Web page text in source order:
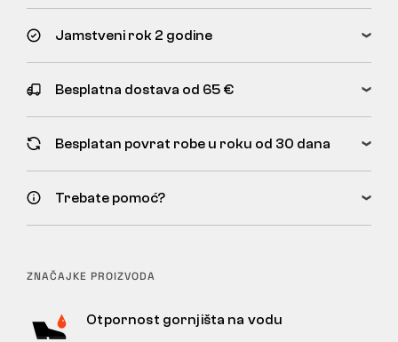
Jamstveni rok 2 godine
Besplatna dostava od 65 €
Besplatan povrat robe u roku od 30 dana
Trebate pomoć?
ZNAČAJKE PROIZVODA
Otpornost gornjišta na vodu